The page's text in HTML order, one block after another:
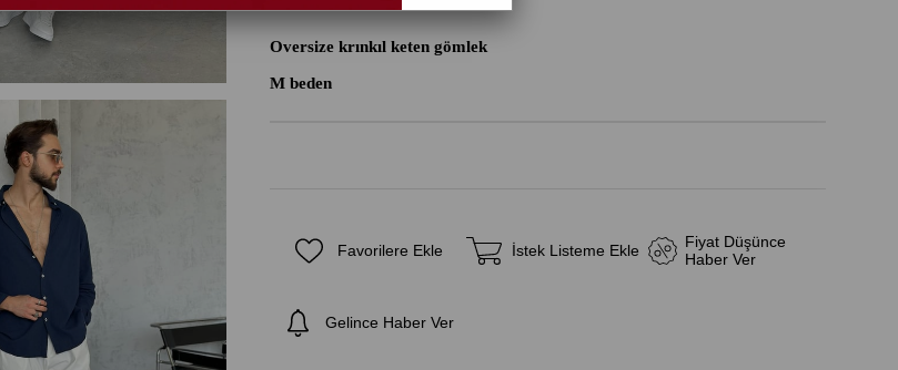
Oversize krınkıl keten gömlek
M beden
Favorilere Ekle İstek Listeme Ekle
Fiyat Düşünce
Haber Ver
Gelince Haber Ver